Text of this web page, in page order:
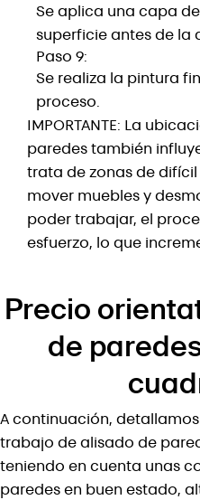
Se aplica una capa
superficie antes de la
Paso 9:
Se realiza la pintura
proceso.
IMPORTANTE: La
paredes también
trata de zonas de
mover muebles y
poder trabajar, el
esfuerzo, lo que
Precio
de
A continuación,
trabajo de alisado de
teniendo en cuenta unas
paredes en buen estado,